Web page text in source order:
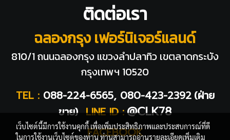
ติดต่อเรา
ฉลองกรุง เฟอร์นิเจอร์แลนด์
810/1 ถนนฉลองกรุง แขวงลำปลาทิว เขตลาดกระบัง
กรุงเทพฯ 10520
TEL : 088-224-6565, 080-423-2392 (ฝ่าย
ขาย) LINE ID : @CLK78
FACEBOOK
เว็บไซต์นี้มีการใช้งานคุกกี้ เพื่อเพิ่มประสิทธิภาพและประสบการณ์ที่ดี
ในการใช้งานเว็บไซต์ของท่าน ท่านสามารถอ่านรายละเอียดเพิ่มเติม